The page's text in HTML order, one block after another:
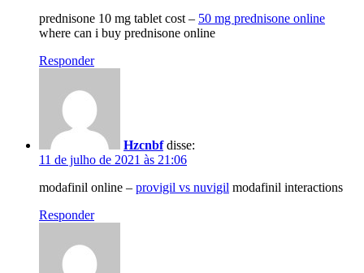
prednisone 10 mg tablet cost – 50 mg prednisone online
where can i buy prednisone online
Responder
Hzcnbf disse:
11 de julho de 2021 às 21:06
modafinil online – provigil vs nuvigil modafinil interactions
Responder